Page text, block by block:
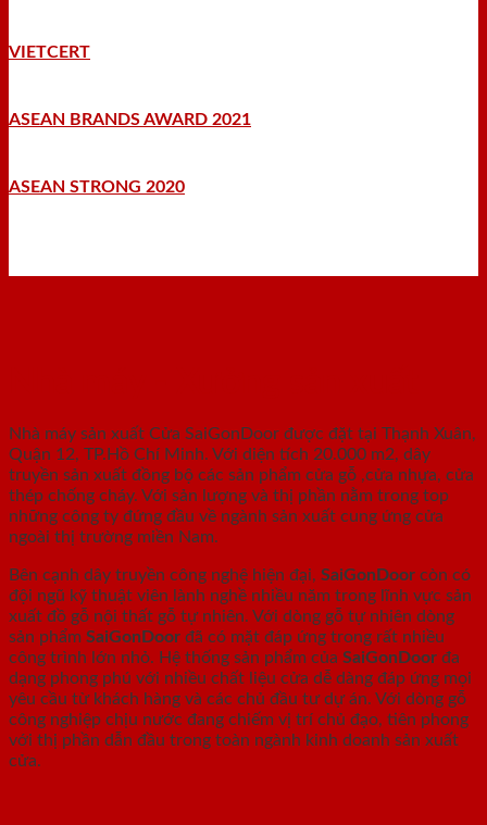
VIETCERT
ASEAN BRANDS AWARD 2021
ASEAN STRONG 2020
Nhà máy sản xuất Cửa SaiGonDoor được đặt tại Thạnh Xuân,
Quận 12, TP.Hồ Chí Minh. Với diện tích 20.000 m2, dây
truyền sản xuất đồng bộ các sản phẩm cửa gỗ ,cửa nhựa, cửa
thép chống cháy. Với sản lượng và thị phần nằm trong top
những công ty đứng đầu về ngành sản xuất cung ứng cửa
ngoài thị trường miền Nam.
Bên cạnh dây truyền công nghệ hiện đại, SaiGonDoor còn có
đội ngũ kỹ thuật viên lành nghề nhiều năm trong lĩnh vực sản
xuất đồ gỗ nội thất gỗ tự nhiên. Với dòng gỗ tự nhiên dòng
sản phẩm SaiGonDoor đã có mặt đáp ứng trong rất nhiều
công trình lớn nhỏ. Hệ thống sản phẩm của SaiGonDoor đa
dạng phong phú với nhiều chất liệu cửa dễ dàng đáp ứng mọi
yêu cầu từ khách hàng và các chủ đầu tư dự án. Với dòng gỗ
công nghiệp chịu nước đang chiếm vị trí chủ đạo, tiên phong
với thị phần dẫn đầu trong toàn ngành kinh doanh sản xuất
cửa.